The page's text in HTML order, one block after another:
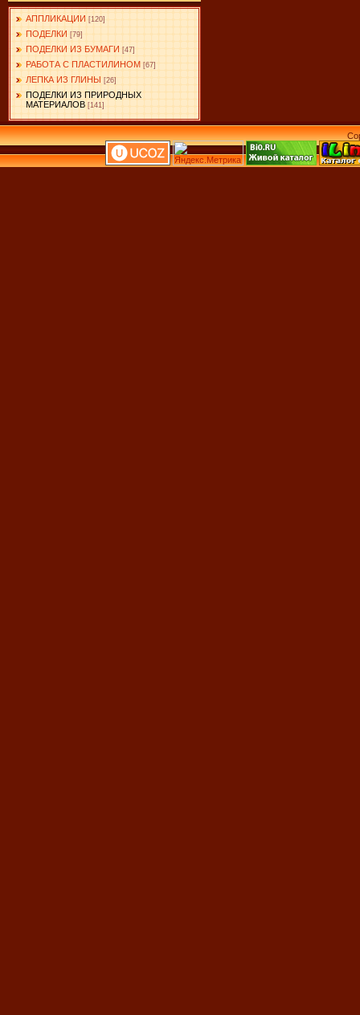
АППЛИКАЦИИ [120]
ПОДЕЛКИ [79]
ПОДЕЛКИ ИЗ БУМАГИ [47]
РАБОТА С ПЛАСТИЛИНОМ [67]
ЛЕПКА ИЗ ГЛИНЫ [26]
ПОДЕЛКИ ИЗ ПРИРОДНЫХ
МАТЕРИАЛОВ [141]